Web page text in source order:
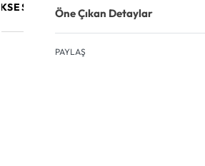
KALEM VE AKSESUAR
Öne Çıkan Detaylar
PAYLAŞ